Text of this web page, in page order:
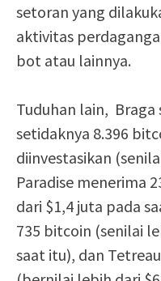
setoran yang
aktivitas
bot atau lainnya.
Tuduhan lain, Braga
setidaknya 8.396
diinvestasikan
Paradise menerima
dari $1,4 juta pada
735 bitcoin (senilai
saat itu), dan